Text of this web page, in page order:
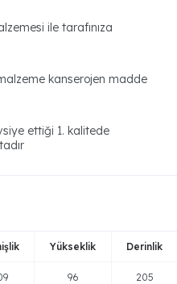
Yükseklik Derinlik
96 205
ile tarafınıza
kanserojen madde
ettiği 1. kalitede